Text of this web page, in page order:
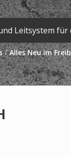
Leitsystem für
Alles Neu im